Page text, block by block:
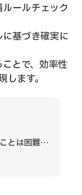
ールチェック
基づき確実に
とで、効率性
ます。
とは困難…